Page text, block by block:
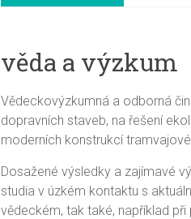
věda a výzkum
Vědeckovýzkumná a odborná
dopravních staveb, na řešení
moderních konstrukcí
Dosažené výsledky a zajímavé
studia v úzkém kontaktu s
vědeckém, tak také, například